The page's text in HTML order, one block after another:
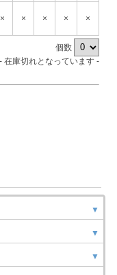
× × × × ×
個数
- 在庫切れとなっています -
▼
▼
▼